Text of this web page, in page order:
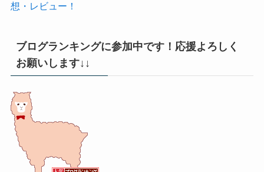
想・レビュー！
ブログランキングに参加中です！応援よろしく
お願いします↓↓